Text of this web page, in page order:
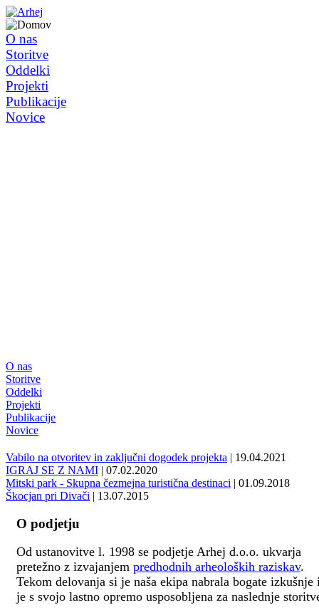
O nas
Storitve
Oddelki
Projekti
Publikacije
Novice
O nas
Storitve
Oddelki
Projekti
Publikacije
Novice
Vabilo na otvoritev in zaključni dogodek projekta | 19.04.2021
IGRAJ SE Z NAMI | 07.02.2020
Mitski park - Skupna čezmejna turistična destinaci | 01.09.2018
Škocjan pri Divači | 13.07.2015
O podjetju
Od ustanovitve l. 1998 se podjetje Arhej d.o.o. ukvarja
pretežno z izvajanjem predhodnih arheoloških raziskav.
Tekom delovanja si je naša ekipa nabrala bogate izkušnje
je s svojo lastno opremo usposobljena za naslednje